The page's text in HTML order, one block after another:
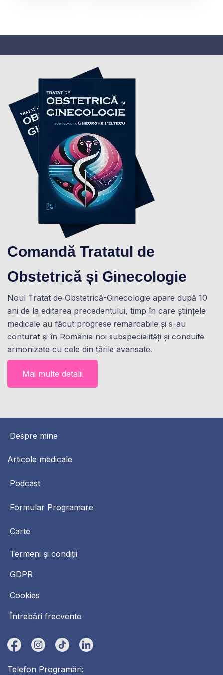
Comandă Tratatul de
Obstetrică și Ginecologie
Noul Tratat de Obstetrică-Ginecologie apare după 10
ani de la editarea precedentului, timp în care științele
medicale au făcut progrese remarcabile și s-au
conturat și în România noi subspecialități și conduite
armonizate cu cele din țările avansate.
Mai multe detalii
Despre mine
Articole medicale
Podcast
Formular Programare
Carte
Termeni și condiții
GDPR
Cookies
Întrebări frecvente
Telefon Programări: